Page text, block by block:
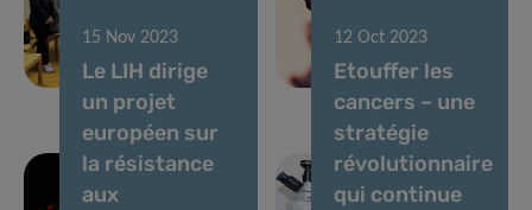
renouvelle son
soutien au LIH
patrimoine
génétique
15 Nov 2023
Le LIH dirige
un projet
européen sur
la résistance
aux
12 Oct 2023
Etouffer les
cancers – une
stratégie
révolutionnaire
qui continue